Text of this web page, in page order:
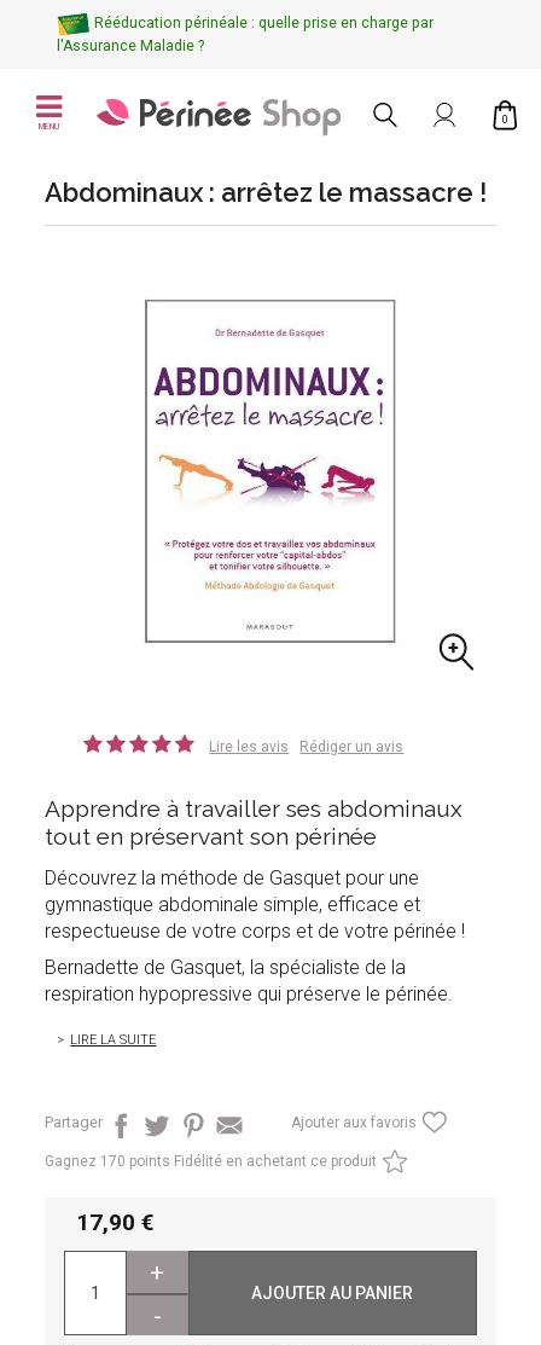
Rééducation périnéale : quelle prise en charge par
l'Assurance Maladie ?
MENU
0
Abdominaux : arrêtez le massacre !
Lire les avis Rédiger un avis
Apprendre à travailler ses abdominaux
tout en préservant son périnée
Découvrez la méthode de Gasquet pour une
gymnastique abdominale simple, efficace et
respectueuse de votre corps et de votre périnée !
Bernadette de Gasquet, la spécialiste de la
respiration hypopressive qui préserve le périnée.
LIRE LA SUITE
Partager Ajouter aux favoris
Gagnez 170 points Fidélité en achetant ce produit
17,90
+
-
AJOUTER AU PANIER